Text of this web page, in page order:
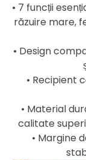
• 7 funcții
răzuire mare,
• Design
• Recipient
• Material
calitate
• Margine